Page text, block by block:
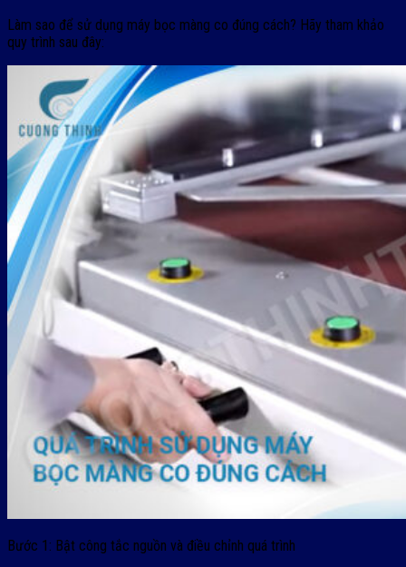
Làm sao để sử dụng máy bọc màng co đúng cách? Hãy tham khảo
quy trình sau đây:
Bước 1: Bật công tắc nguồn và điều chỉnh quá trình